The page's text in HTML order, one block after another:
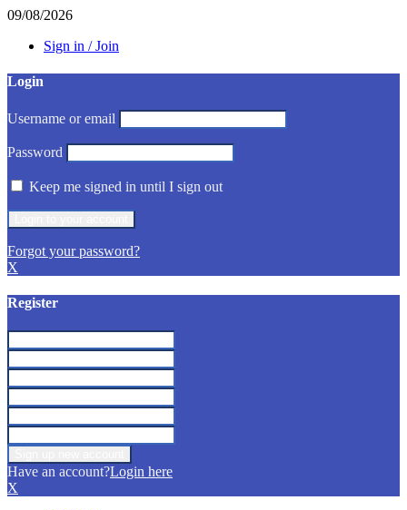
09/08/2026
Sign in / Join
Login
Username or email
Password
Keep me signed in until I sign out
Forgot your password?
X
Register
Have an account?Login here
X